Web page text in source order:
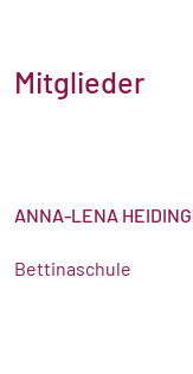
Mitglieder
ANNA-LENA
Bettinaschule